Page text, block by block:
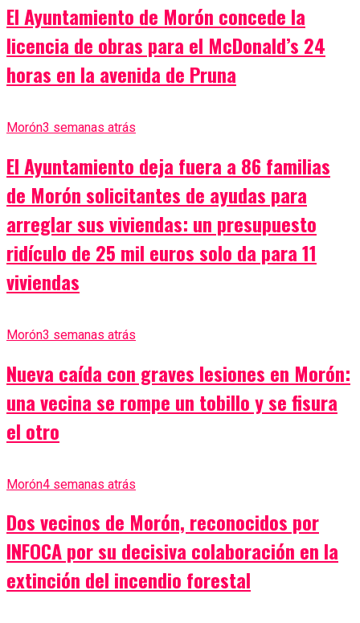
El Ayuntamiento de Morón concede la
licencia de obras para el McDonald’s 24
horas en la avenida de Pruna
Morón3 semanas atrás
El Ayuntamiento deja fuera a 86 familias
de Morón solicitantes de ayudas para
arreglar sus viviendas: un presupuesto
ridículo de 25 mil euros solo da para 11
viviendas
Morón3 semanas atrás
Nueva caída con graves lesiones en Morón:
una vecina se rompe un tobillo y se fisura
el otro
Morón4 semanas atrás
Dos vecinos de Morón, reconocidos por
INFOCA por su decisiva colaboración en la
extinción del incendio forestal